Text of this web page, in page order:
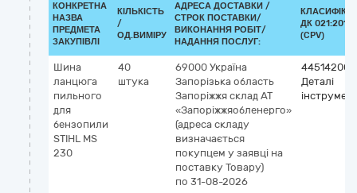
КОНКРЕТНА
НАЗВА
ПРЕДМЕТА
ЗАКУПІВЛІ
КІЛЬКІСТЬ
/
ОД.ВИМІРУ
АДРЕСА ДОСТАВКИ /
СТРОК ПОСТАВКИ/
ВИКОНАННЯ РОБІТ/
НАДАННЯ ПОСЛУГ:
ДК 021:2015
(CPV)
Шина
ланцюга
пильного
для
бензопили
STIHL MS
230
40
штука
69000 Україна
Запорізька область
Запоріжжя склад АТ
«Запоріжжяобленерго»
(адреса складу
визначається
покупцем у заявці на
поставку Товару)
по 31-08-2026
44514200-
Деталі